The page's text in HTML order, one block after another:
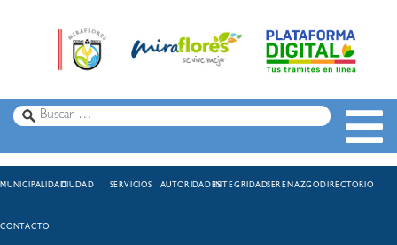
MUNICIPALIDADCIUDAD SERVICIOS AUTORIDADESINTEGRIDADSERENAZGODIRECTORIO
CONTACTO